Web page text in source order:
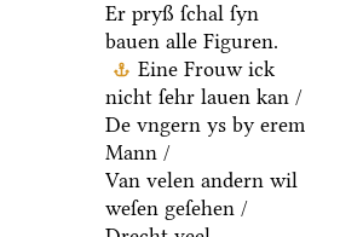
Er pryß ſchal ſyn
bauen alle Figuren.
Eine Frouw ick
nicht ſehr lauen kan /
De vngern ys by erem
Mann /
Van velen andern wil
weſen geſehen /